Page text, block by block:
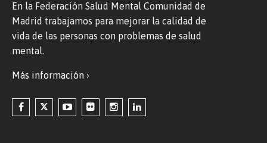
En la Federación Salud Mental Comunidad de
Madrid trabajamos para mejorar la calidad de
vida de las personas con problemas de salud
mental.
Más información ›